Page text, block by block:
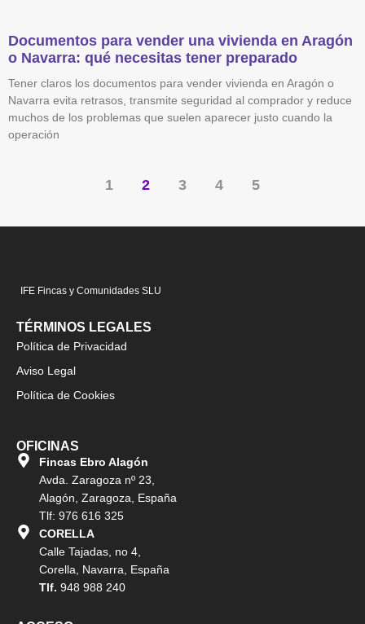
Documentos para vender una vivienda en Aragón
o Navarra: qué necesitas tener preparado
Tener claros los documentos para vender vivienda en Aragón o
Navarra evita retrasos, transmite seguridad al comprador y reduce
muchos de los problemas que suelen aparecer justo cuando la
operación
1 2 3 4 5
IFE Fincas y Comunidades SLU
TÉRMINOS LEGALES
Política de Privacidad
Aviso Legal
Política de Cookies
OFICINAS
Fincas Ebro Alagón
Avda. Zaragoza nº 23,
Alagón, Zaragoza, España
Tlf: 976 616 325
CORELLA
Calle Tajadas, no 4,
Corella, Navarra, España
Tlf. 948 988 240